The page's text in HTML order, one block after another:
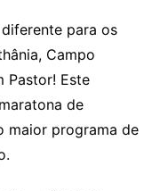
para os
Campo
Pastor! Este
de
maior programa de